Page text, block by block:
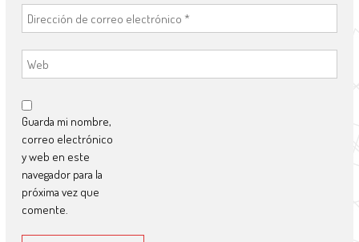
Guarda mi nombre,
correo electrónico
y web en este
navegador para la
próxima vez que
comente.